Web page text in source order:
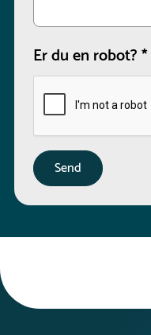
Er du en robot?*